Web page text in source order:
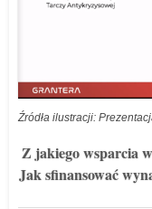
Źródła ilustracji:
Z jakiego wsparcia
Jak sfinansować